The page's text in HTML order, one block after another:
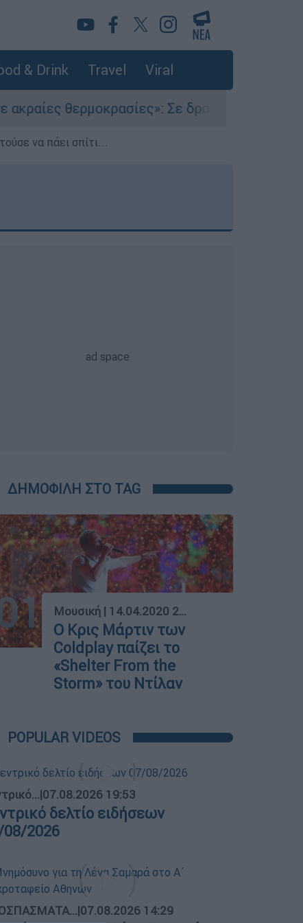
& Drink Travel Viral
Σε δραματικές συνθήκες χιλιάδες
να πάει σπίτι...
ΔΗΜΟΦΙΛΗ ΣΤΟ TAG
Μουσική | 14.04.2020 21:22
O Κρις Μάρτιν των
Coldplay παίζει το
«Shelter From the
Storm» του Ντίλαν
POPULAR VIDEOS
|07.08.2026 19:53
δελτίο ειδήσεων
08/2026
|07.08.2026 14:29